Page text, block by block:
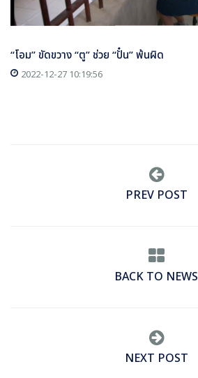
“โอม” ขัดขวาง “ตู” ช่วย “ปั๋น” พ้นผิด
2022-12-27 10:19:56
PREV POST
BACK TO NEWS
NEXT POST